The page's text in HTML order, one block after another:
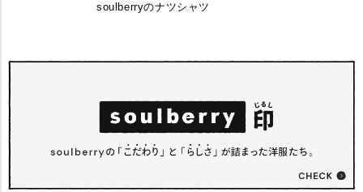
soulberryのナツシャツ